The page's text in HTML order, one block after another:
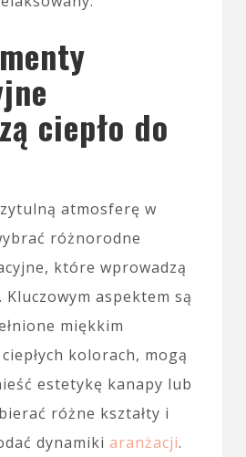
ciepło do
atmosferę w
różnorodne
które wprowadzą
aspektem są
miękkim
kolorach, mogą
estetykę kanapy lub
różne kształty i
dynamiki aranżacji.